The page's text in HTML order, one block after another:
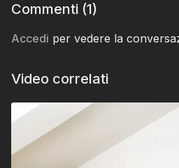
Commenti (1)
Accedi per vedere la
Video correlati